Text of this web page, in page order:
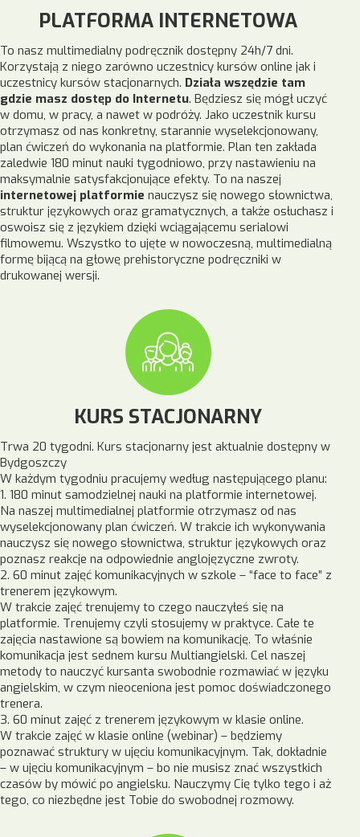
PLATFORMA INTERNETOWA
To nasz multimedialny podręcznik dostępny 24h/7 dni.
Korzystają z niego zarówno uczestnicy kursów online jak i
uczestnicy kursów stacjonarnych. Działa wszędzie tam
gdzie masz dostęp do Internetu. Będziesz się mógł uczyć
w domu, w pracy, a nawet w podróży. Jako uczestnik kursu
otrzymasz od nas konkretny, starannie wyselekcjonowany,
plan ćwiczeń do wykonania na platformie. Plan ten zakłada
zaledwie 180 minut nauki tygodniowo, przy nastawieniu na
maksymalnie satysfakcjonujące efekty. To na naszej
internetowej platformie nauczysz się nowego słownictwa,
struktur językowych oraz gramatycznych, a także osłuchasz i
oswoisz się z językiem dzięki wciągającemu serialowi
filmowemu. Wszystko to ujęte w nowoczesną, multimedialną
formę bijącą na głowę prehistoryczne podręczniki w
drukowanej wersji.
KURS STACJONARNY
Trwa 20 tygodni. Kurs stacjonarny jest aktualnie dostępny w
Bydgoszczy
W każdym tygodniu pracujemy według następującego planu:
1. 180 minut samodzielnej nauki na platformie internetowej.
Na naszej multimedialnej platformie otrzymasz od nas
wyselekcjonowany plan ćwiczeń. W trakcie ich wykonywania
nauczysz się nowego słownictwa, struktur językowych oraz
poznasz reakcje na odpowiednie anglojęzyczne zwroty.
2. 60 minut zajęć komunikacyjnych w szkole – “face to face” z
trenerem językowym.
W trakcie zajęć trenujemy to czego nauczyłeś się na
platformie. Trenujemy czyli stosujemy w praktyce. Całe te
zajęcia nastawione są bowiem na komunikację. To właśnie
komunikacja jest sednem kursu Multiangielski. Cel naszej
metody to nauczyć kursanta swobodnie rozmawiać w języku
angielskim, w czym nieoceniona jest pomoc doświadczonego
trenera.
3. 60 minut zajęć z trenerem językowym w klasie online.
W trakcie zajęć w klasie online (webinar) – będziemy
poznawać struktury w ujęciu komunikacyjnym. Tak, dokładnie
– w ujęciu komunikacyjnym – bo nie musisz znać wszystkich
czasów by mówić po angielsku. Nauczymy Cię tylko tego i aż
tego, co niezbędne jest Tobie do swobodnej rozmowy.